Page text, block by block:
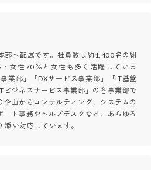
部へ配属です。社員数は約1,400名の組
女性70％と女性も多く活躍していま
業部」「DXサービス事業部」「IT基盤
ビジネスサービス事業部」の各事業部で
企画からコンサルティング、システムの
ート事務やヘルプデスクなど、あらゆる
い対応しています。